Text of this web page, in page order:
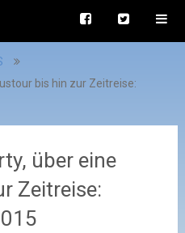
bis hin zur Zeitreise:
über eine
Zeitreise: